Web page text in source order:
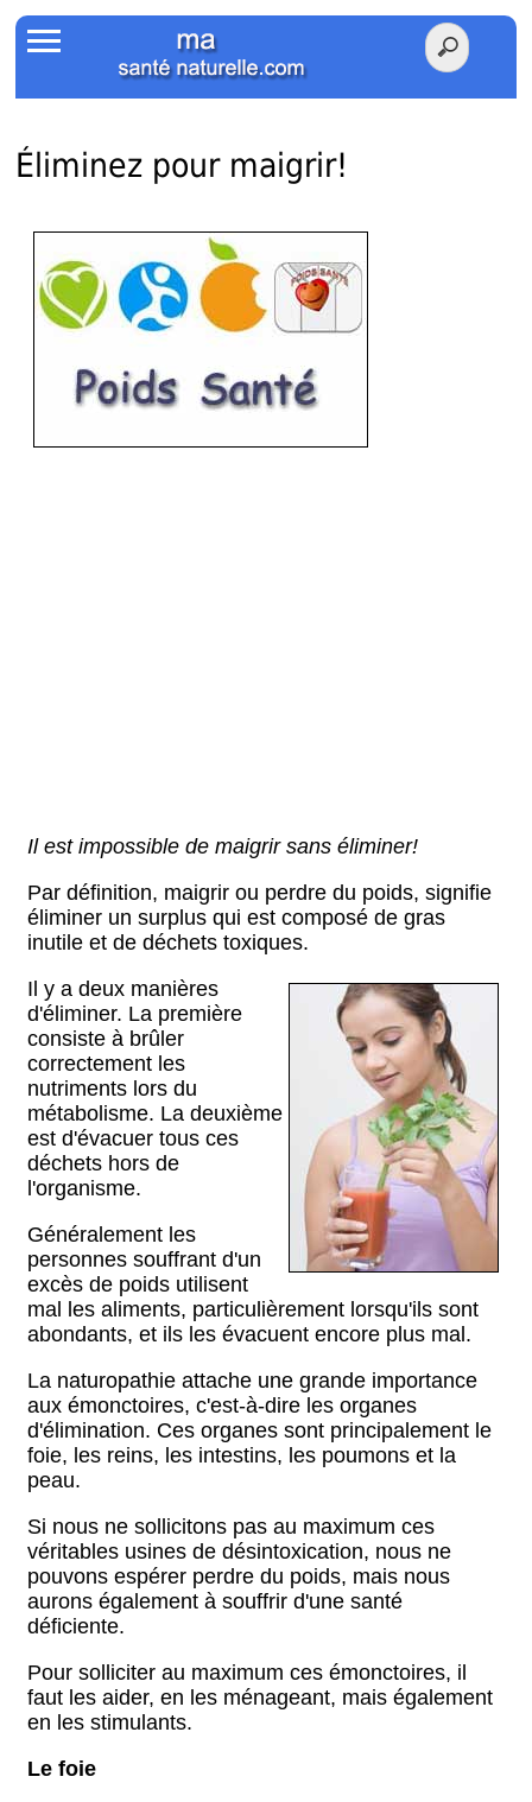
Accueil
Votre Santé
Tests
Membres Amis
Facebook
Éliminez pour maigrir!
Il est impossible de maigrir sans éliminer!
Par définition, maigrir ou perdre du poids, signifie
éliminer un surplus qui est composé de gras
inutile et de déchets toxiques.
Il y a deux manières
d'éliminer. La première
consiste à brûler
correctement les
nutriments lors du
métabolisme. La deuxième
est d'évacuer tous ces
déchets hors de
l'organisme.
Généralement les
personnes souffrant d'un
excès de poids utilisent
mal les aliments, particulièrement lorsqu'ils sont
abondants, et ils les évacuent encore plus mal.
La naturopathie attache une grande importance
aux émonctoires, c'est-à-dire les organes
d'élimination. Ces organes sont principalement le
foie, les reins, les intestins, les poumons et la
peau.
Si nous ne sollicitons pas au maximum ces
véritables usines de désintoxication, nous ne
pouvons espérer perdre du poids, mais nous
aurons également à souffrir d'une santé
déficiente.
Pour solliciter au maximum ces émonctoires, il
faut les aider, en les ménageant, mais également
en les stimulants.
Le foie